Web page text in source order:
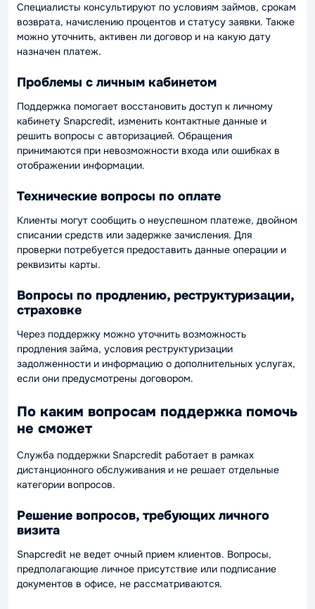
Специалисты консультируют по условиям займов, срокам
возврата, начислению процентов и статусу заявки. Также
можно уточнить, активен ли договор и на какую дату
назначен платеж.
Проблемы с личным кабинетом
Поддержка помогает восстановить доступ к личному
кабинету Snapcredit, изменить контактные данные и
решить вопросы с авторизацией. Обращения
принимаются при невозможности входа или ошибках в
отображении информации.
Технические вопросы по оплате
Клиенты могут сообщить о неуспешном платеже, двойном
списании средств или задержке зачисления. Для
проверки потребуется предоставить данные операции и
реквизиты карты.
Вопросы по продлению, реструктуризации,
страховке
Через поддержку можно уточнить возможность
продления займа, условия реструктуризации
задолженности и информацию о дополнительных услугах,
если они предусмотрены договором.
По каким вопросам поддержка помочь
не сможет
Служба поддержки Snapcredit работает в рамках
дистанционного обслуживания и не решает отдельные
категории вопросов.
Решение вопросов, требующих личного
визита
Snapcredit не ведет очный прием клиентов. Вопросы,
предполагающие личное присутствие или подписание
документов в офисе, не рассматриваются.